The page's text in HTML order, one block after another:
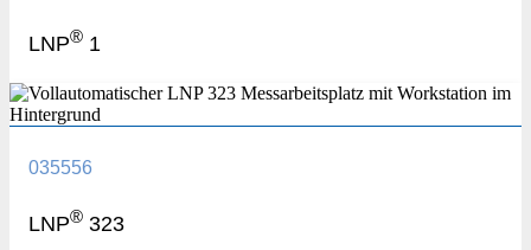
LNP® 1
035556
LNP® 323